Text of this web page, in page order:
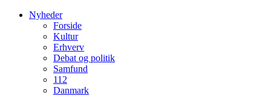
Nyheder
Forside
Kultur
Erhverv
Debat og politik
Samfund
112
Danmark